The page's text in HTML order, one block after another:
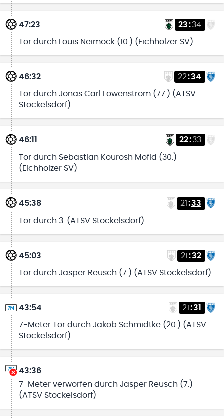
47:23 23:34
Tor durch Louis Neimöck (10.) (Eichholzer SV)
46:32 22:34
Tor durch Jonas Carl Löwenstrom (77.) (ATSV
Stockelsdorf)
46:11 22:33
Tor durch Sebastian Kourosh Mofid (30.)
(Eichholzer SV)
45:38 21:33
Tor durch 3. (ATSV Stockelsdorf)
45:03 21 :32
Tor durch Jasper Reusch (7.) (ATSV Stockelsdorf)
43:54 21 :31
7-Meter Tor durch Jakob Schmidtke (20.) (ATSV
Stockelsdorf)
43:36
7-Meter verworfen durch Jasper Reusch (7.)
(ATSV Stockelsdorf)